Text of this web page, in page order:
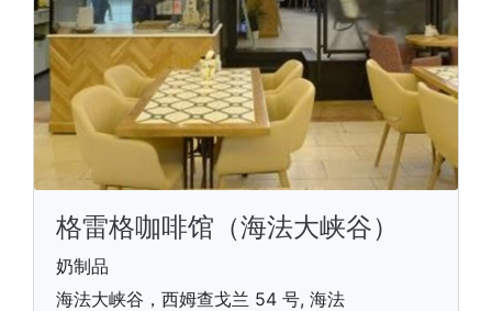
格雷格咖啡馆（海法大峡谷）
奶制品
海法大峡谷，西姆查戈兰 54 号, 海法